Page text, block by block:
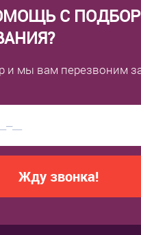
С
и мы вам перезвоним
Жду звонка!